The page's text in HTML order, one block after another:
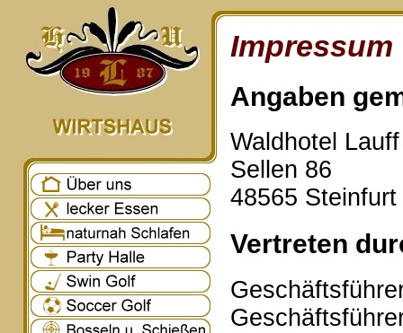
Impressum
Angaben
Waldhotel
Sellen 86
48565 Steinfurt
Vertreten